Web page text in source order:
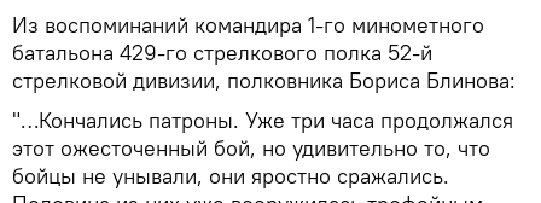
Из воспоминаний командира 1-го минометного
батальона 429-го стрелкового полка 52-й
стрелковой дивизии, полковника Бориса Блинова:
"…Кончались патроны. Уже три часа продолжался
этот ожесточенный бой, но удивительно то, что
бойцы не унывали, они яростно сражались.